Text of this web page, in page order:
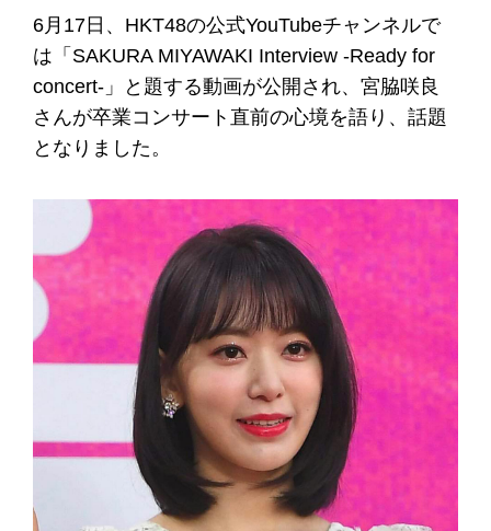
6月17日、HKT48の公式YouTubeチャンネルで
は「SAKURA MIYAWAKI Interview -Ready for
concert-」と題する動画が公開され、宮脇咲良
さんが卒業コンサート直前の心境を語り、話題
となりました。